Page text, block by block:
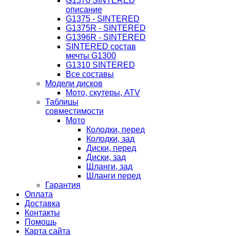
описание
G1375 - SINTERED
G1375R - SINTERED
G1396R - SINTERED
SINTERED состав
мечты G1300
G1310 SINTERED
Все составы
Модели дисков
Мото, скутеры, ATV
Таблицы
совместимости
Мото
Колодки, перед
Колодки, зад
Диски, перед
Диски, зад
Шланги, зад
Шланги перед
Гарантия
Оплата
Доставка
Контакты
Помощь
Карта сайта